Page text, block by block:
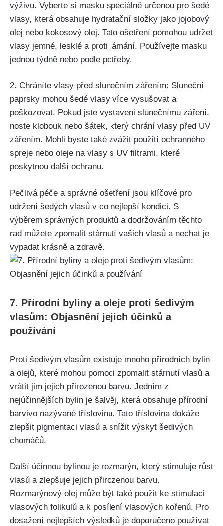
výživu.‌ Vyberte si masku speciálně určenou pro šedé
vlasy, která obsahuje‌ hydratační složky jako jojobový
olej nebo⁣ kokosový olej. ⁣Tato ošetření ‌pomohou udržet
vlasy jemné, ⁢lesklé a proti lámání. Používejte ⁣masku
jednou⁤ týdně nebo podle potřeby.
2. Chráníte vlasy před slunečním zářením: Sluneční
paprsky mohou šedé vlasy více vysušovat a
poškozovat. Pokud jste vystaveni slunečnímu záření, ​
noste klobouk nebo šátek, ⁣který⁢ chrání vlasy před UV
zářením. Mohli byste také ⁣zvážit použití ochranného
spreje nebo oleje‌ na vlasy s UV filtrami, ⁤které
poskytnou další ochranu.
Pečlivá péče a správné ošetření jsou klíčové ⁣pro
udržení šedých​ vlasů v co nejlepší kondici. S
výběrem správných produktů a dodržováním ‍těchto
rad můžete zpomalit stárnutí vašich vlasů a nechat je
vypadat krásně a zdravě.
7. Přírodní byliny a oleje proti šedivým
vlasům: Objasnění jejich účinků a
používání
Proti šedivým vlasům existuje mnoho‌ přírodních bylin
a olejů, které mohou pomoci ⁤zpomalit stárnutí vlasů a⁢
vrátit jim jejich přirozenou barvu. Jedním z
nejúčinnějších bylin je šalvěj, která obsahuje přírodní
barvivo nazývané tříslovinu. Tato tříslovina dokáže
zlepšit pigmentaci vlasů ‍a snížit výskyt šedivých
chomáčů.
Další účinnou bylinou je rozmarýn, ⁢který stimuluje růst
vlasů a zlepšuje jejich přirozenou barvu.
⁣Rozmarýnový olej může být také použit ke stimulaci
vlasových folikulů a k posílení ⁣vlasových kořenů. Pro​
dosažení nejlepších⁢ výsledků je doporučeno používat